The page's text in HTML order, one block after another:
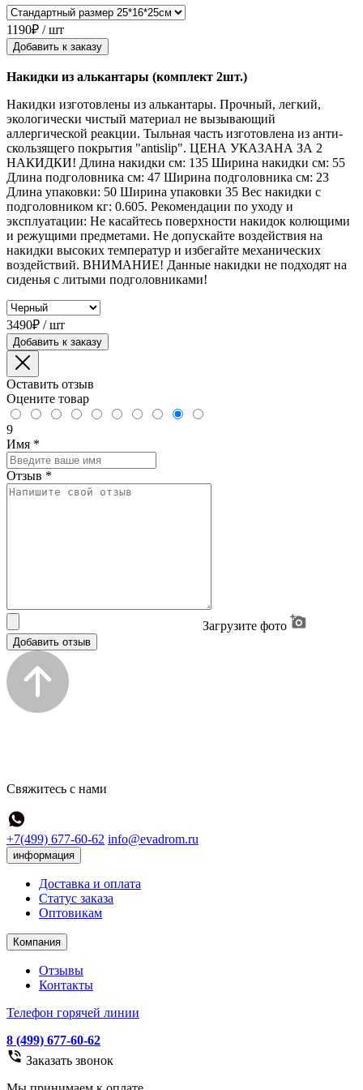
1190₽ / шт
Добавить к заказу
Накидки из алькантары (комплект 2шт.)
Накидки изготовлены из алькантары. Прочный, легкий,
экологически чистый материал не вызывающий
аллергической реакции. Тыльная часть изготовлена из анти-
скользящего покрытия "antislip". ЦЕНА УКАЗАНА ЗА 2
НАКИДКИ! Длина накидки см: 135 Ширина накидки см: 55
Длина подголовника см: 47 Ширина подголовника см: 23
Длина упаковки: 50 Ширина упаковки 35 Вес накидки с
подголовником кг: 0.605. Рекомендации по уходу и
эксплуатации: Не касайтесь поверхности накидок колющими
и режущими предметами. Не допускайте воздействия на
накидки высоких температур и избегайте механических
воздействий. ВНИМАНИЕ! Данные накидки не подходят на
сиденья с литыми подголовниками!
3490₽ / шт
Добавить к заказу
Оставить отзыв
Оцените товар
9
Имя *
Отзыв *
Загрузите фото
Добавить отзыв
Свяжитесь с нами
+7(499) 677-60-62 info@evadrom.ru
информация
Доставка и оплата
Статус заказа
Оптовикам
Компания
Отзывы
Контакты
Телефон горячей линии
8 (499) 677-60-62
Заказать звонок